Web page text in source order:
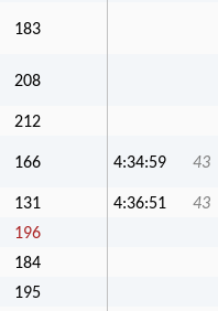
183
208
212
166 4:34:59 43
131 4:36:51
43
196
184
195